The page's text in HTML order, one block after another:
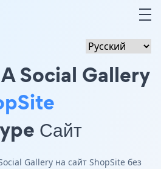
A Social Gallery
Сайт
Gallery на сайт ShopSite без